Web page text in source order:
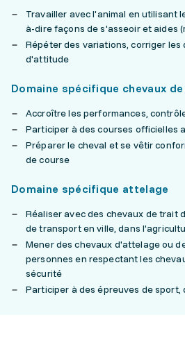
Travailler avec l'animal en utilisant
à-dire façons de s'asseoir et aides
Répéter des variations, corriger
d'attitude
Domaine spécifique chevaux
Accroître les performances,
Participer à des courses officielles
Préparer le cheval et se vêtir
de course
Domaine spécifique attelage
Réaliser avec des chevaux de trait
de transport en ville, dans
Mener des chevaux d'attelage ou
personnes en respectant les
sécurité
Participer à des épreuves de sport,